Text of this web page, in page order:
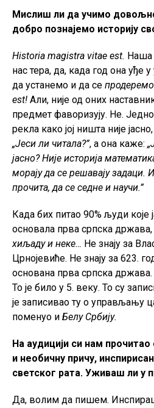
Мислиш ли да учимо
добро познајемо историју
Historia magistra vitae est. Наша
нас тера, да, када год она уђе
да устанемо и да се продеремо
est! Али, није од оних
предмет фаворизују. Не.
рекла како јој ништа није
„Јеси ли читала?”, а она каже:
јасно? Није историја
морају да се решавају задаци.
прочита, да се седне и научи.”
Када бих питао 90% људи које
основала прва српска
хиљаду и неке… Не знају за
Црнојевиће. Не знају за 623.
основана прва српска држава.
То је било у 5. веку. То су
је записивао ту о управљању
поменуо и Белу Србију.
На аудицији си нам
и необичну причу,
светског рата. Уживаш ли у
Да, волим да пишем.